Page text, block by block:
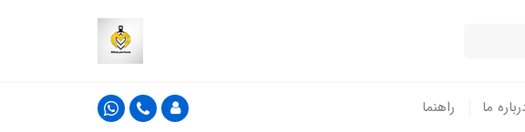
ما راهنما